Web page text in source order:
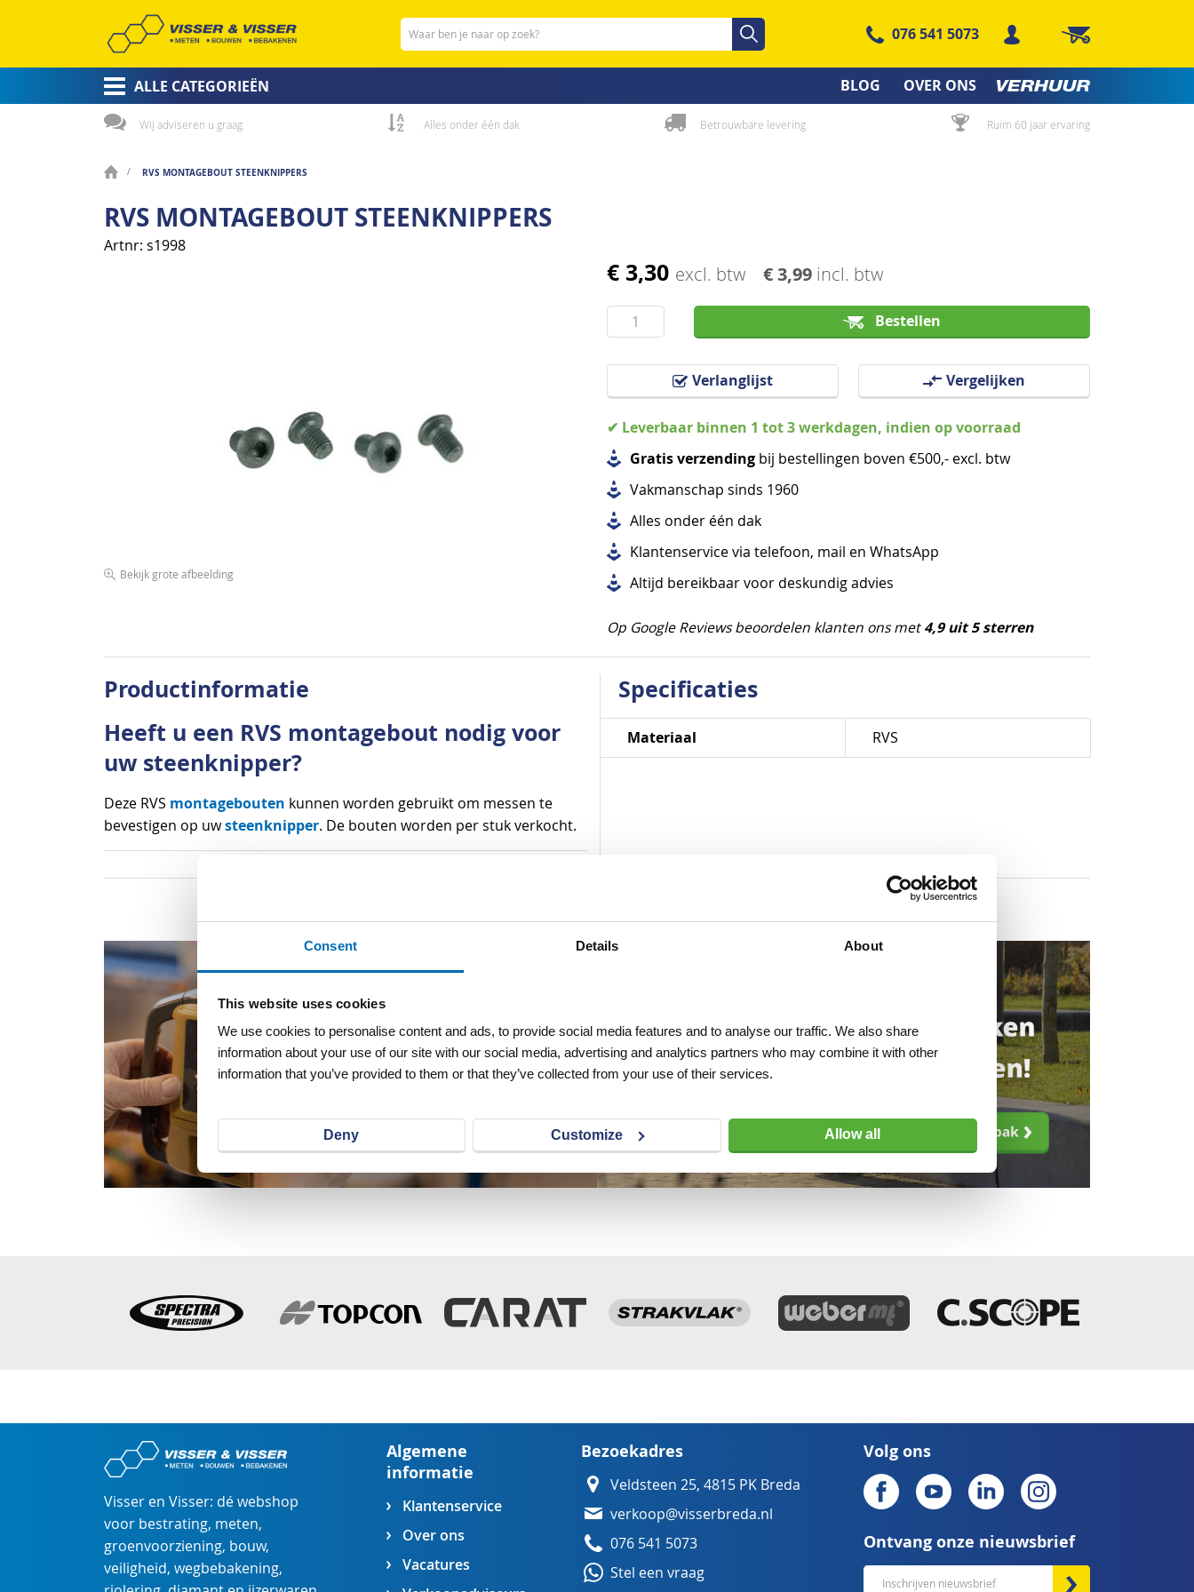
Consent Details About
This website uses cookies
We use cookies to personalise content and ads, to provide social media features and to analyse our traffic. We also share
information about your use of our site with our social media, advertising and analytics partners who may combine it with other
information that you’ve provided to them or that they’ve collected from your use of their services.
Deny Customize Allow all
Zoeken Zoeken
076 541 5073 Winkelwagen
ALLE CATEGORIEËN BLOG OVER ONS
Wij adviseren u graag Alles onder één dak Betrouwbare levering Ruim 60 jaar ervaring
RVS MONTAGEBOUT STEENKNIPPERS
RVS MONTAGEBOUT STEENKNIPPERS
Artnr s1998
€ 3,30 excl. btw € 3,99 incl. btw
Bestellen
Verlanglijst Vergelijken
✔ Leverbaar binnen 1 tot 3 werkdagen, indien op voorraad
Gratis verzending bij bestellingen boven €500,- excl. btw
Vakmanschap sinds 1960
Alles onder één dak
Klantenservice via telefoon, mail en WhatsApp
Altijd bereikbaar voor deskundig advies
Op Google Reviews beoordelen klanten ons met4,9 uit 5 sterren
Bekijk grote afbeelding
Ga
de
gallerij
Productinformatie
Heeft u een RVS montagebout nodig voor
uw steenknipper?
Deze RVS montagebouten kunnen worden gebruikt om messen te
bevestigen op uwsteenknipper. De bouten worden per stuk verkocht.
Specificaties
Specificaties
Materiaal RVS
Visser en Visser: dé webshop
voor bestrating, meten,
groenvoorziening, bouw,
veiligheid, wegbebakening,
Algemene
informatie
Klantenservice
Over ons
Vacatures
Bezoekadres
Veldsteen 25, 4815 PK Breda
verkoop@visserbreda.nl
076 541 5073
Stel een vraag
Volg ons
Ontvang onze nieuwsbrief
Abonneer